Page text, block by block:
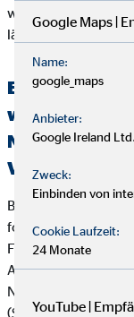
werden konnte,
länger als zwei
Erklärung
wichtigsten
Bei der Beratung zu
fondsgebundenen
AG die folgende
(Social) und
Google Maps |
Name:
google_maps
Anbieter:
Google Ireland Ltd.
Zweck:
Einbinden von
Cookie Laufzeit:
24 Monate
YouTube |